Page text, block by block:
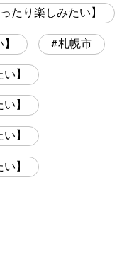
ったり楽しみたい】
札幌市
】
】
】
】